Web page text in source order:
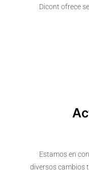
Dicont ofrece
Estamos en
diversos cambios